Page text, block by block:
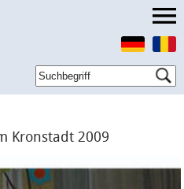
Kronstadt 2009